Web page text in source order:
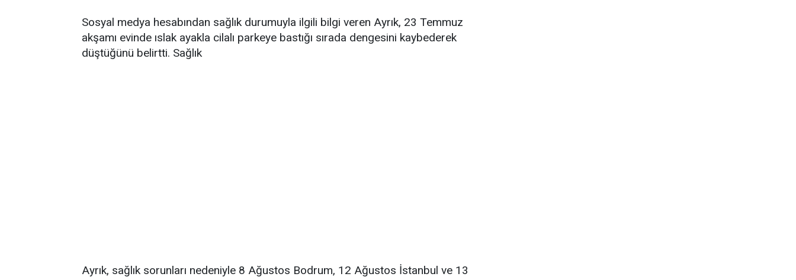
Sosyal medya hesabından sağlık durumuyla ilgili bilgi veren Ayrık, 23 Temmuz
akşamı evinde ıslak ayakla cilalı parkeye bastığı sırada dengesini kaybederek
düştüğünü belirtti. Sağlık
Ayrık, sağlık sorunları nedeniyle 8 Ağustos Bodrum, 12 Ağustos İstanbul ve 13